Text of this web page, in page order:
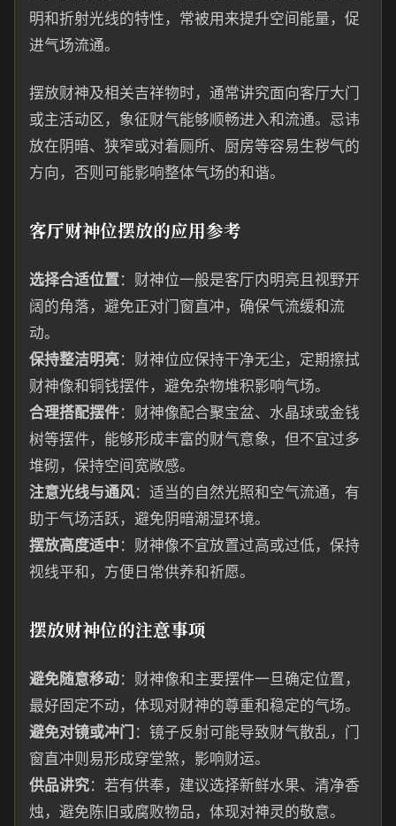
明和折射光线的特性，常被用来提升空间能量，促
进气场流通。
摆放财神及相关吉祥物时，通常讲究面向客厅大门
或主活动区，象征财气能够顺畅进入和流通。忌讳
放在阴暗、狭窄或对着厕所、厨房等容易生秽气的
方向，否则可能影响整体气场的和谐。
客厅财神位摆放的应用参考
选择合适位置：财神位一般是客厅内明亮且视野开
阔的角落，避免正对门窗直冲，确保气流缓和流
动。
保持整洁明亮：财神位应保持干净无尘，定期擦拭
财神像和铜钱摆件，避免杂物堆积影响气场。
合理搭配摆件：财神像配合聚宝盆、水晶球或金钱
树等摆件，能够形成丰富的财气意象，但不宜过多
堆砌，保持空间宽敞感。
注意光线与通风：适当的自然光照和空气流通，有
助于气场活跃，避免阴暗潮湿环境。
摆放高度适中 ：财神像不宜放置过高或过低，保持
视线平和，方便日常供养和祈愿。
摆放财神位的注意事项
避免随意移动：财神像和主要摆件一旦确定位置，
最好固定不动，体现对财神的尊重和稳定的气场。
避免对镜或冲门 ：镜子反射可能导致财气散乱，门
窗直冲则易形成穿堂煞，影响财运。
供品讲究：若有供奉，建议选择新鲜水果、清净香
烛，避免陈旧或腐败物品，体现对神灵的敬意。